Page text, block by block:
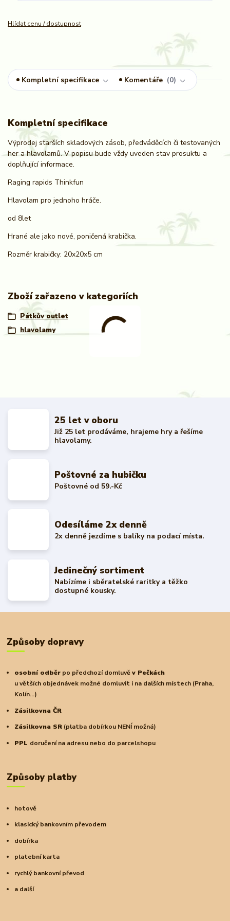
Hlídat cenu / dostupnost
Kompletní specifikace Komentáře 0
Kompletní specifikace
Výprodej starších skladových zásob, předváděcích či testovaných
her a hlavolamů. V popisu bude vždy uveden stav prosuktu a
doplňující informace.
Raging rapids Thinkfun
Hlavolam pro jednoho hráče.
od 8let
Hrané ale jako nové, poničená krabička.
Rozměr krabičky: 20x20x5 cm
Zboží zařazeno v kategoriích
Pátkův outlet
hlavolamy
25 let v oboru
Již 25 let prodáváme, hrajeme hry a řešíme
hlavolamy.
Poštovné za hubičku
Poštovné od 59.-Kč
Odesíláme 2x denně
2x denně jezdíme s balíky na podací místa.
Jedinečný sortiment
Nabízíme i sběratelské raritky a těžko
dostupné kousky.
Způsoby dopravy
osobní odběr po předchozí domluvěv Pečkách
u větších objednávek možné domluvit i na dalších místech (Praha,
Kolín...)
Zásilkovna ČR
Zásilkovna SR (platba dobírkou NENÍ možná)
PPL doručení na adresu nebo do parcelshopu
Způsoby platby
hotově
klasický bankovním převodem
dobírka
platební karta
rychlý bankovní převod
a další